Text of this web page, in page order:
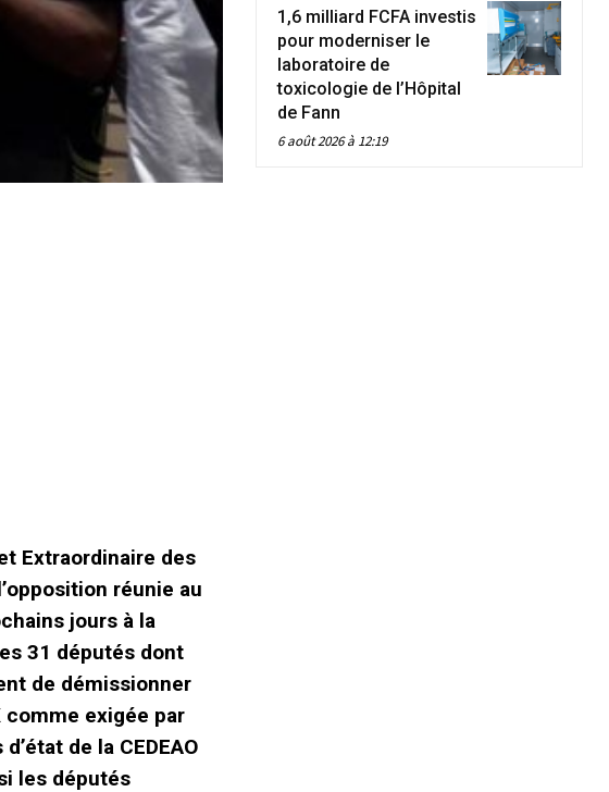
Extraordinaire des
réunie au
jours à la
31 députés dont
de démissionner
exigée par
de la CEDEAO
les députés
1,6 milliard FCFA investis
pour moderniser le
laboratoire de
toxicologie de l’Hôpital
de Fann
6 août 2026 à 12:19